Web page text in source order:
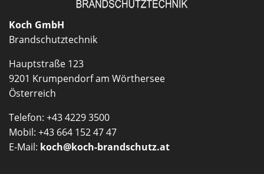
Koch GmbH
Brandschutztechnik
Hauptstraße 123
9201 Krumpendorf am Wörthersee
Österreich
Telefon: +43 4229 3500
Mobil: +43 664 152 47 47
E-Mail: koch@koch-brandschutz.at